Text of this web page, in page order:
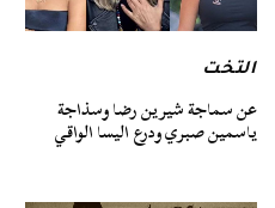
التخت
عن سماجة شيرين رضا وسذاجة
ياسمين صبري ودرع اليسا الواقي